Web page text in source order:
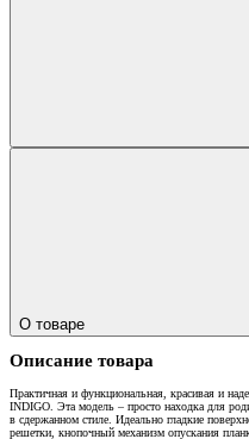
О товаре
Описание товара
Практичная и функциональная, красивая и
INDIGO. Эта модель – просто находка для
в сдержанном стиле. Идеально гладкие
решетки, кнопочный механизм опускания